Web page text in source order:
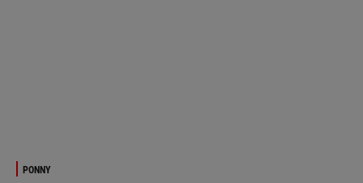
PONNY